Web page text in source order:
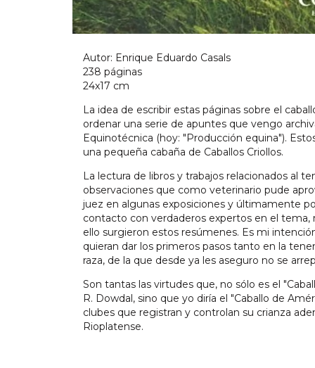
Autor: Enrique Eduardo Casals
238 páginas
24x17 cm
La idea de escribir estas páginas sobre el
ordenar una serie de apuntes que vengo
Equinotécnica (hoy: "Producción equina").
una pequeña cabaña de Caballos Criollos.
La lectura de libros y trabajos relacionados al
observaciones que como veterinario pude
juez en algunas exposiciones y últimamente
contacto con verdaderos expertos en el
ello surgieron estos resúmenes. Es mi
quieran dar los primeros pasos tanto en la
raza, de la que desde ya les aseguro no se
Son tantas las virtudes que, no sólo es el
R. Dowdal, sino que yo diría el "Caballo de
clubes que registran y controlan su crianza
Rioplatense.